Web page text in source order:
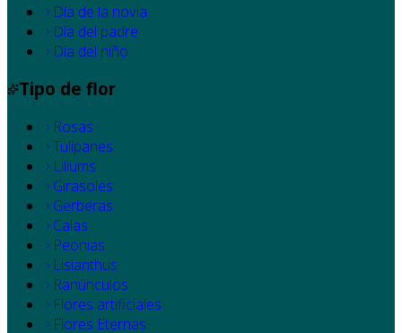
Día de la novia
Día del padre
Dia del niño
Tipo de flor
Rosas
Tulipanes
Liliums
Girasoles
Gerberas
Calas
Peonias
Lisianthus
Ranúnculos
Flores artificiales
Flores Eternas